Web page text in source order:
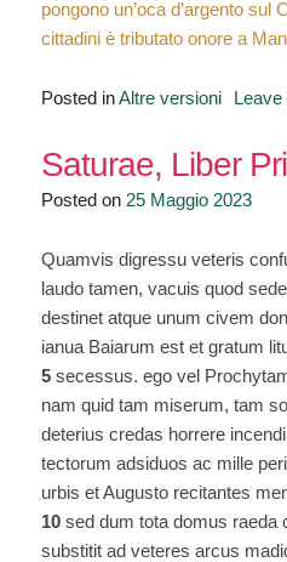
pongono un’oca d’argento sul
cittadini è tributato onore a
Posted inAltre versioni
Saturae, Liber
Posted on 25 Maggio 2023
Quamvis digressu veteris
laudo tamen, vacuis quod
destinet atque unum civem
ianua Baiarum est et gratum
5secessus. ego vel
nam quid tam miserum, tam
deterius credas horrere
tectorum adsiduos ac mille
urbis et Augusto recitantes
10sed dum tota domus raeda
substitit ad veteres arcus